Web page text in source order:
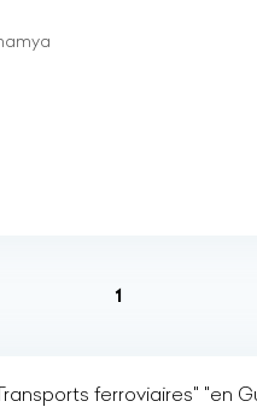
1(current)
ferroviaires" "en